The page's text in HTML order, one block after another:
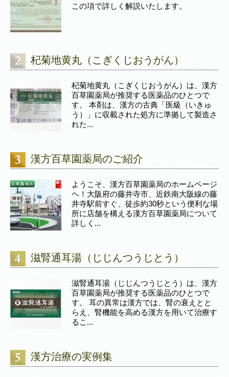
この項で詳しく解説いたします。
杞菊地黄丸（こぎくじおうがん）
杞菊地黄丸（こぎくじおうがん）は、漢方
百草園薬局が推奨する医薬品のひとつで
す。 本剤は、漢方の古典「医級（いきゅ
う）」に収載された処方に準拠して製造さ
れた...
漢方百草園薬局のご紹介
ようこそ、漢方百草園薬局のホームページ
ヘ！大阪府の藤井寺市、近鉄南大阪線の藤
井寺駅前すぐ、徒歩約30秒という便利な場
所に店舗を構える漢方百草園薬局について
詳しく...
滋腎通耳湯（じじんつうじとう）
滋腎通耳湯（じじんつうじとう）は、漢方
百草園薬局が推奨する医薬品のひとつで
す。 耳の異常は漢方では、腎の衰えとと
らえ、腎機能を高める漢方を用いて治療す
るこ...
漢方治療の実例集